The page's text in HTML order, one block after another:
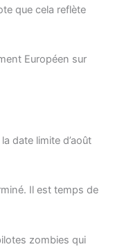
que cela reflète
Européen sur
date limite d’août
Il est temps de
zombies qui